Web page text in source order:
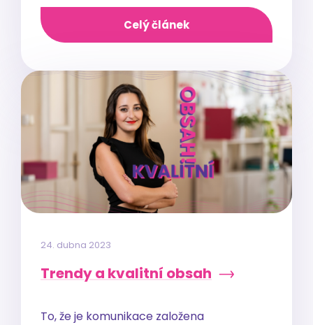
Celý článek
24. dubna 2023
Trendy a kvalitní obsah
To, že je komunikace založena